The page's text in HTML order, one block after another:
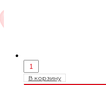
В корзину